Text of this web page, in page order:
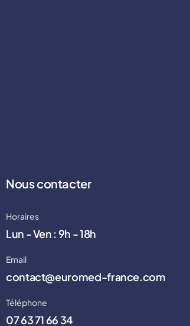
Nous contacter
Horaires
Lun - Ven : 9h - 18h
Email
contact@euromed-france.com
Téléphone
07 63 71 66 34